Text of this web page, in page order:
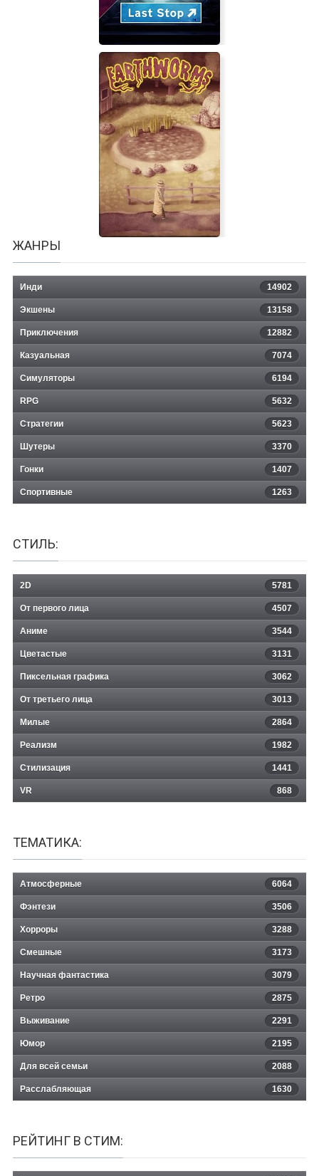
Last Stop
ЖАНРЫ
Инди 14902
Экшены 13158
Приключения 12882
Казуальная 7074
Симуляторы 6194
RPG 5632
Стратегии 5623
Шутеры 3370
Гонки 1407
Спортивные 1263
СТИЛЬ:
2D 5781
От первого лица 4507
Аниме 3544
Цветастые 3131
Пиксельная графика 3062
От третьего лица 3013
Милые 2864
Реализм 1982
Стилизация 1441
VR 868
ТЕМАТИКА:
Атмосферные 6064
Фэнтези 3506
Хорроры 3288
Смешные 3173
Научная фантастика 3079
Ретро 2875
Выживание 2291
Юмор 2195
Для всей семьи 2088
Расслабляющая 1630
РЕЙТИНГ В СТИМ: